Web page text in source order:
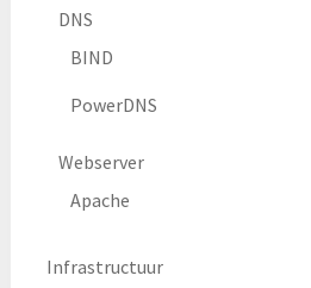
DNS
BIND
PowerDNS
Webserver
Apache
Infrastructuur